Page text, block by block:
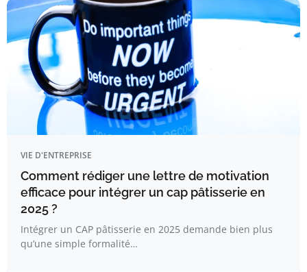
VIE D'ENTREPRISE
Comment rédiger une lettre de motivation
efficace pour intégrer un cap pâtisserie en
2025 ?
Intégrer un CAP pâtisserie en 2025 demande bien plus
qu’une simple formalité…